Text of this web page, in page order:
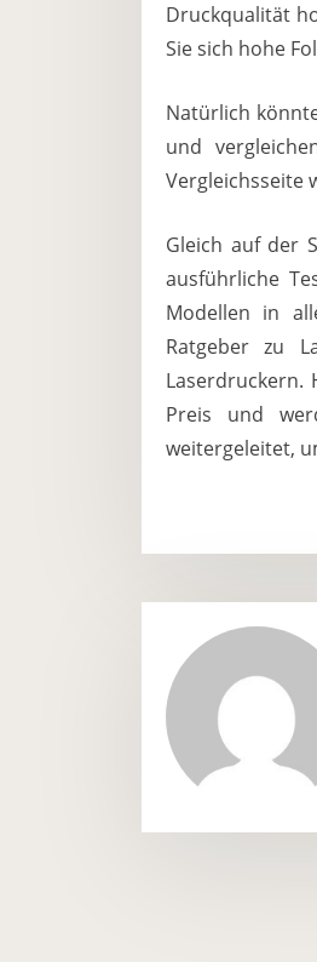
Druckqualität
Sie sich hohe
Natürlich
und
Vergleichsseite
Gleich auf der
ausführliche
Modellen in
Ratgeber zu
Laserdruckern.
Preis und
weitergeleitet,